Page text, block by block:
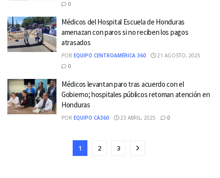
0
Médicos del Hospital Escuela de Honduras
amenazan con paros si no reciben los pagos
atrasados
POR EQUIPO CENTROAMÉRICA 360
21 AGOSTO, 2025
0
Médicos levantan paro tras acuerdo con el
Gobierno; hospitales públicos retoman atención en
Honduras
POR EQUIPO CA360 23 ABRIL, 2025 0
1 2 3